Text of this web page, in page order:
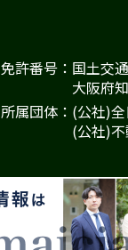
免許番号：国土交
大阪府知事
所属団体：(公社)
(公社)不動産